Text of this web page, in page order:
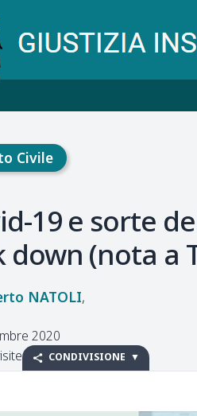
Civile
19 e sorte
down (nota a
NATOLI
2020
CONDIVISIONE